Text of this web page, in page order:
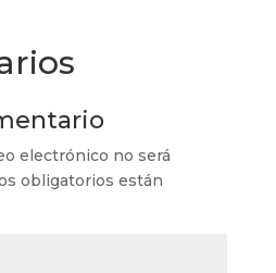
electrónico no será
obligatorios están